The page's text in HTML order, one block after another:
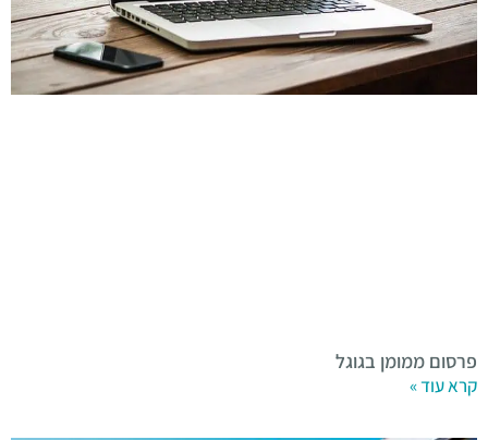
פרסום ממומן בגוגל
קרא עוד »